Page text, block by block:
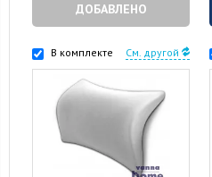
ДОБАВЛЕНО
В комплекте См. другой